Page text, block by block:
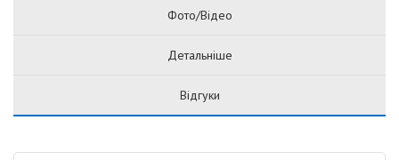
Фото/Відео
Детальніше
Відгуки